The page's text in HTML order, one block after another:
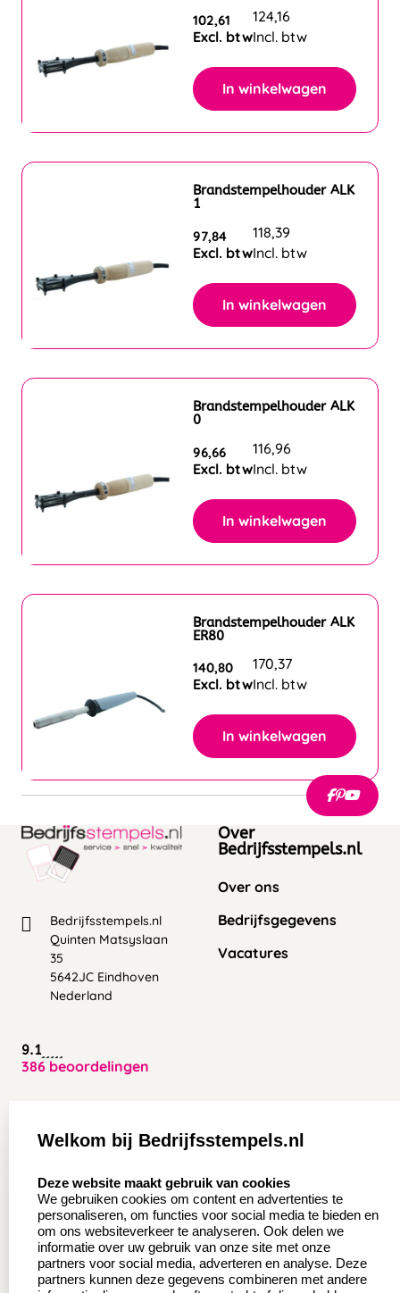
102,61
Excl. btw
124,16
Incl. btw
In winkelwagen
Brandstempelhouder ALK
1
97,84
Excl. btw
118,39
Incl. btw
In winkelwagen
Brandstempelhouder ALK
0
96,66
Excl. btw
116,96
Incl. btw
In winkelwagen
Brandstempelhouder ALK
ER80
140,80
Excl. btw
170,37
Incl. btw
In winkelwagen
Bedrijfsstempels.nl
Quinten Matsyslaan
35
5642JC Eindhoven
Nederland
9.1
386 beoordelingen
Over
Bedrijfsstempels.nl
Over ons
Bedrijfsgegevens
Vacatures
Wederverkoper
worden
Sale
Betaling & Verzending
Veel gestelde vragen
Retourneren
Herroepingsrecht
Welkom bij Bedrijfsstempels.nl
Deze website maakt gebruik van cookies
We gebruiken cookies om content en advertenties te
personaliseren, om functies voor social media te bieden en
om ons websiteverkeer te analyseren. Ook delen we
informatie over uw gebruik van onze site met onze
partners voor social media, adverteren en analyse. Deze
partners kunnen deze gegevens combineren met andere